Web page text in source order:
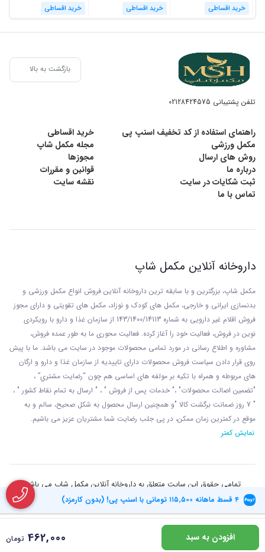
۱۱۵٬۵۰۰ تومانی با اسنپ پی! (بدون کارمزد)
افزودن به سبد 462,000 تومان
خرید اقساطی خرید اقساطی خرید اقساطی
بازگشت به بالا
تلفن پشتیبانی 02128424575
راهنمای استفاده از کد تخفیف اسنپ پی
خرید اقساطی
مکمل ورزشی
مجله مکمل شاپ
روش های ارسال
مجوزها
درباره ما
قوانین و مقررات
ثبت شکایات در سایت
نقشه سایت
تماس با ما
داروخانه آنلاین مکمل شاپ
مکمل شاپ، بزرگترین و با سابقه ترین داروخانه آنلاین فروش انواع مکمل ورزشی و
بدنسازی ایرانی و خارجی، مکمل های کودک و نوزاد، مکمل های تقویتی و دارای مجوز
فروش اقلام غیر دارویی به شماره 143/1400/14113 از
سازمان غذا و دارو با رويکردی
نوين در فروش، فعاليت خود را آغاز کرده. فعاليت محوری ما به طور عمده فروش،
مشاوره و اطلاع رسانی در مورد تمامی محصولات موجود در سایت می باشد. ما با پيش
روی قرار دادن سياست فروش محصولات دارای تاييديه از سازمان غذا و دارو و ارگان
های مربوطه و همراه با تکيه بر مولفه های اساسی هم چون “رضايت مشتري” ،
"تضمين اصالت محصولات" ،" خدمات پس از فروش " ، " ارسال به تمام نقاط کشور " ،
" 7 روز ضمانت برگشت کالا "و همچنين ارسال محصول به شکل صحيح، سالم و به
موقع در کمترين زمان ممکن، در پی جلب رضايت شما مشتريان عزیز می باشيم.
نمایش کمتر
تمامی حقوق این سایت متعلق به داروخانه آنلاین مکمل شاپ می باشد